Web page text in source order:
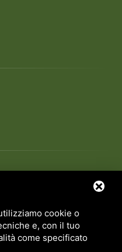
cookie o
e, con il tuo
come specificato